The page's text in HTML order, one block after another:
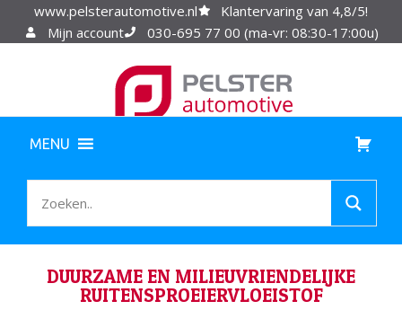
www.pelsterautomotive.nl
Klantervaring van 4,8/5!
Mijn account
030-695 77 00 (ma-vr: 08:30-17:00u)
MENU
DUURZAME EN MILIEUVRIENDELIJKE
RUITENSPROEIERVLOEISTOF